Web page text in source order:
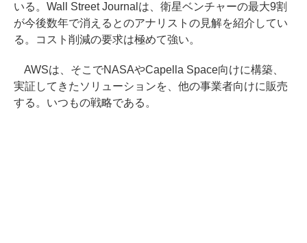
いる。Wall Street Journalは、衛星ベンチャーの最大9割
が今後数年で消えるとのアナリストの見解を紹介してい
る。コスト削減の要求は極めて強い。
AWSは、そこでNASAやCapella Space向けに構築、
実証してきたソリューションを、他の事業者向けに販売
する。いつもの戦略である。